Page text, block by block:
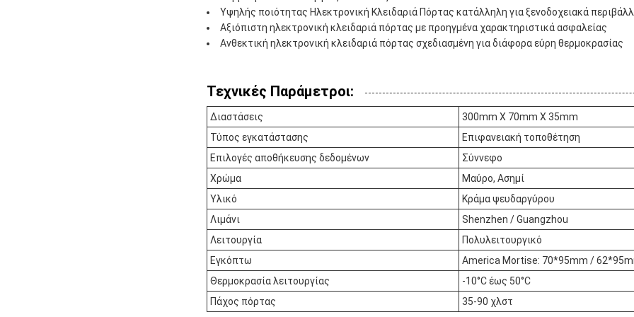
Υψηλής ποιότητας Ηλεκτρονική Κλειδαριά Πόρτας κατάλληλη για ξενοδοχειακά
Αξιόπιστη ηλεκτρονική κλειδαριά πόρτας με προηγμένα χαρακτηριστικά ασφαλείας
Ανθεκτική ηλεκτρονική κλειδαριά πόρτας σχεδιασμένη για διάφορα εύρη θερμοκρασίας
Τεχνικές Παράμετροι:
Διαστάσεις
300mm X 70mm X 35mm
Τύπος εγκατάστασης
Επιφανειακή τοποθέτηση
Επιλογές αποθήκευσης δεδομένων
Σύννεφο
Χρώμα
Μαύρο, Ασημί
Υλικό
Κράμα ψευδαργύρου
Λιμάνι
Shenzhen / Guangzhou
Λειτουργία
Πολυλειτουργικό
Εγκόπτω
America Mortise: 70*95mm /
Θερμοκρασία λειτουργίας
-10°C έως 50°C
Πάχος πόρτας
35-90 χλστ